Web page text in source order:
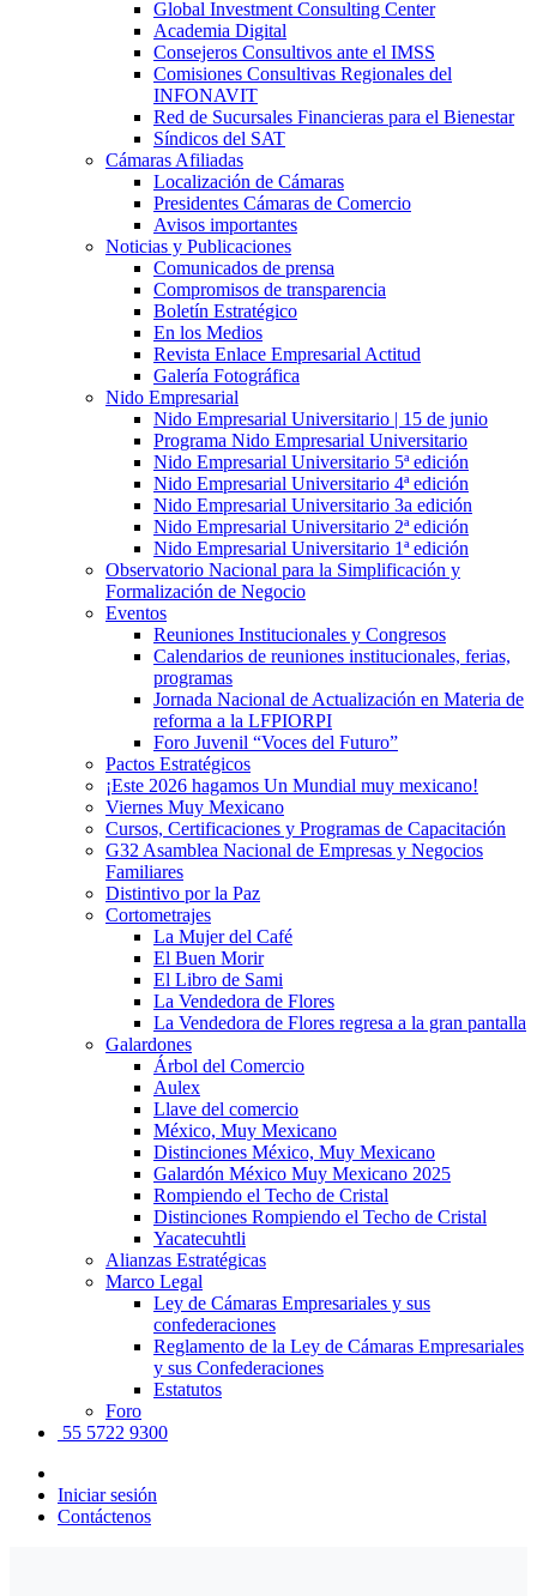
Global Investment Consulting Center
Academia Digital
Consejeros Consultivos ante el IMSS
Comisiones Consultivas Regionales del
INFONAVIT
Red de Sucursales Financieras para el Bienestar
Síndicos del SAT
Cámaras Afiliadas
Localización de Cámaras
Presidentes Cámaras de Comercio
Avisos importantes
Noticias y Publicaciones
Comunicados de prensa
Compromisos de transparencia
Boletín Estratégico
En los Medios
Revista Enlace Empresarial Actitud
Galería Fotográfica
Nido Empresarial
Nido Empresarial Universitario | 15 de junio
Programa Nido Empresarial Universitario
Nido Empresarial Universitario 5ª edición
Nido Empresarial Universitario 4ª edición
Nido Empresarial Universitario 3a edición
Nido Empresarial Universitario 2ª edición
Nido Empresarial Universitario 1ª edición
Observatorio Nacional para la Simplificación y
Formalización de Negocio
Eventos
Reuniones Institucionales y Congresos
Calendarios de reuniones institucionales, ferias,
programas
Jornada Nacional de Actualización en Materia de
reforma a la LFPIORPI
Foro Juvenil “Voces del Futuro”
Pactos Estratégicos
¡Este 2026 hagamos Un Mundial muy mexicano!
Viernes Muy Mexicano
Cursos, Certificaciones y Programas de Capacitación
G32 Asamblea Nacional de Empresas y Negocios
Familiares
Distintivo por la Paz
Cortometrajes
La Mujer del Café
El Buen Morir
El Libro de Sami
La Vendedora de Flores
La Vendedora de Flores regresa a la gran pantalla
Galardones
Árbol del Comercio
Aulex
Llave del comercio
México, Muy Mexicano
Distinciones México, Muy Mexicano
Galardón México Muy Mexicano 2025
Rompiendo el Techo de Cristal
Distinciones Rompiendo el Techo de Cristal
Yacatecuhtli
Alianzas Estratégicas
Marco Legal
Ley de Cámaras Empresariales y sus
confederaciones
Reglamento de la Ley de Cámaras Empresariales
y sus Confederaciones
Estatutos
Foro
55 5722 9300
Iniciar sesión
Contáctenos